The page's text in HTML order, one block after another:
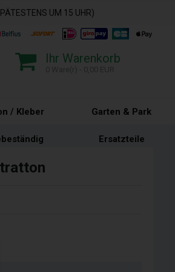
UM 15 UHR)
Ihr Warenkorb
/ Kleber Garten & Park
Ersatzteile